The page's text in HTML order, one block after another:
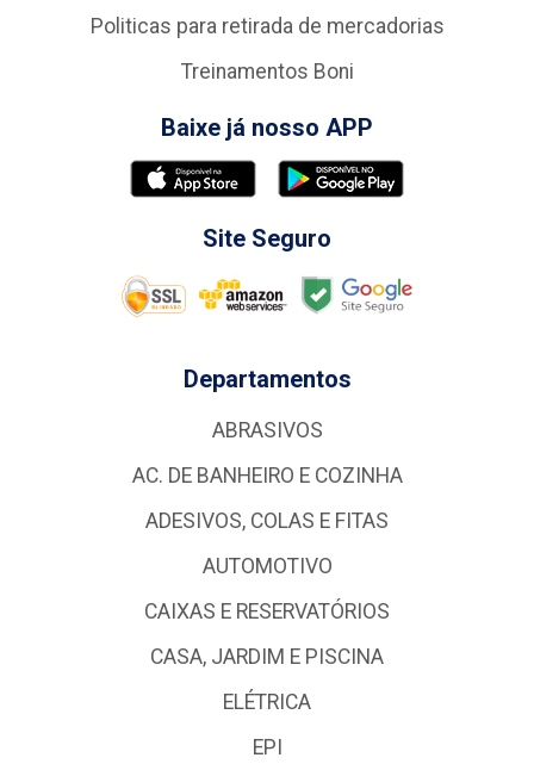
Politicas para retirada de mercadorias
Treinamentos Boni
Baixe já nosso APP
Site Seguro
Departamentos
ABRASIVOS
AC. DE BANHEIRO E COZINHA
ADESIVOS, COLAS E FITAS
AUTOMOTIVO
CAIXAS E RESERVATÓRIOS
CASA, JARDIM E PISCINA
ELÉTRICA
EPI